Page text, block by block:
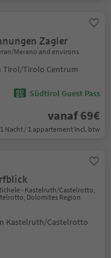
Zagler
Merano and environs
Tirol/Tirolo Centrum
Südtirol Guest Pass
vanaf 69€
1 Nacht / 1 appartement Incl. btw
- Kastelruth/Castelrotto,
Dolomites Region
Kastelruth/Castelrotto